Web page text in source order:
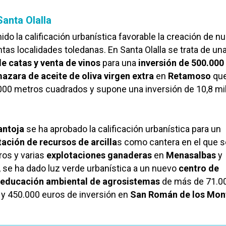
Olalla
la calificación urbanística favorable la creación de
localidades toledanas. En Santa Olalla se trata de
catas y venta de vinos para una inversión de
de aceite de oliva virgen extra en Retamoso
metros cuadrados y supone una inversión de 10,8
se ha aprobado la calificación urbanística para un
de recursos de arcillas como cantera en el que
y varias explotaciones ganaderas en Menasalbasy
se ha dado luz verde urbanística a un nuevo centro de
ambiental de agrosistemas de más de
450.000 euros de inversión en San Román de los